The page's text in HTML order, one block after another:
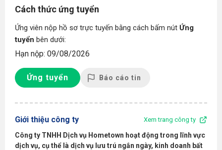
Cách thức ứng tuyển
Ứng viên nộp hồ sơ trực tuyến bằng cách bấm nút Ứng
tuyển bên dưới:
Hạn nộp: 09/08/2026
Ứng tuyển Báo cáo tin
Giới thiệu công ty Xem trang công ty
Công ty TNHH Dịch vụ Hometown hoạt động trong lĩnh vực
dịch vụ, cụ thể là dịch vụ lưu trú ngắn ngày, kinh doanh bất